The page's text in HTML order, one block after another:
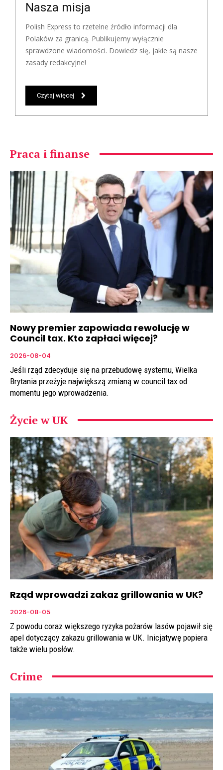
Nasza misja
Polish Express to rzetelne źródło informacji dla
Polaków za granicą. Publikujemy wyłącznie
sprawdzone wiadomości. Dowiedz się, jakie są nasze
zasady redakcyjne!
Czytaj więcej
Praca i finanse
Nowy premier zapowiada rewolucję w
Council tax. Kto zapłaci więcej?
2026-08-04
Jeśli rząd zdecyduje się na przebudowę systemu, Wielka
Brytania przeżyje największą zmianą w council tax od
momentu jego wprowadzenia.
Życie w UK
Rząd wprowadzi zakaz grillowania w UK?
2026-08-05
Z powodu coraz większego ryzyka pożarów lasów pojawił się
apel dotyczący zakazu grillowania w UK. Inicjatywę popiera
także wielu posłów.
Crime